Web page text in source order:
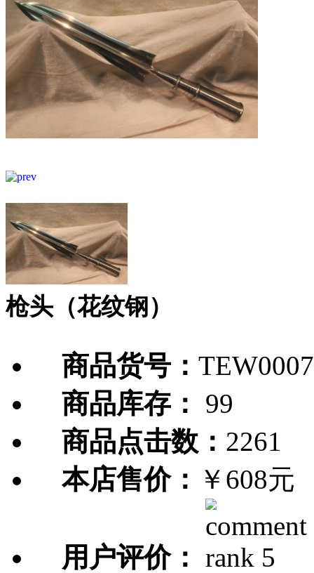
枪头（花纹钢）
商品货号：
商品库存：
99
商品点击数： 2261
本店售价： ￥608元
用户评价：